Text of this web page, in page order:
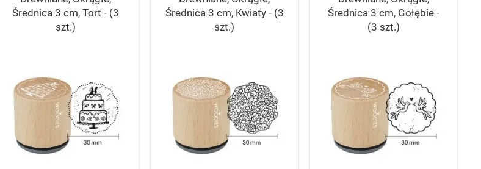
Średnica 3 cm, Tort - (3
szt.)
Średnica 3 cm, Kwiaty - (3
szt.)
Średnica 3 cm, Gołębie -
(3 szt.)